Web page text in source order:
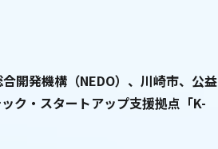
開発機構（NEDO）、川崎市、公益
ク・スタートアップ支援拠点「K-